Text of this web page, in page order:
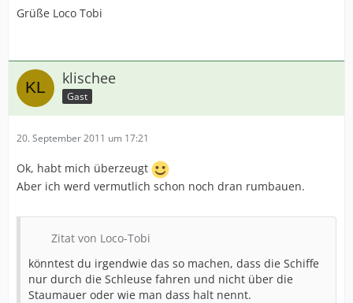
Grüße Loco Tobi
klischee
Gast
20. September 2011 um 17:21
Ok, habt mich überzeugt
Aber ich werd vermutlich schon noch dran rumbauen.
Zitat von Loco-Tobi
könntest du irgendwie das so machen, dass die Schiffe
nur durch die Schleuse fahren und nicht über die
Staumauer oder wie man dass halt nennt.